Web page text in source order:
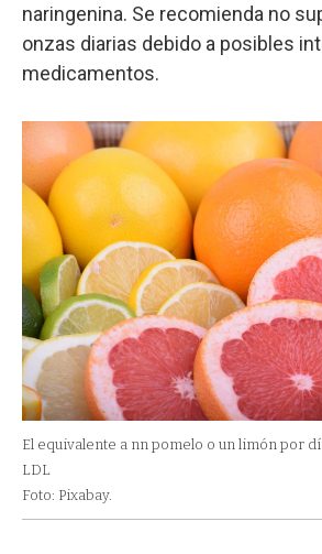
naringenina. Se recomienda no
onzas diarias debido a posibles
medicamentos.
El equivalente a nn pomelo o un limón por
LDL
Foto: Pixabay.